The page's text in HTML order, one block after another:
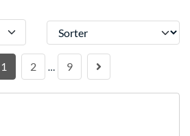
Sorter
1 2 … 9